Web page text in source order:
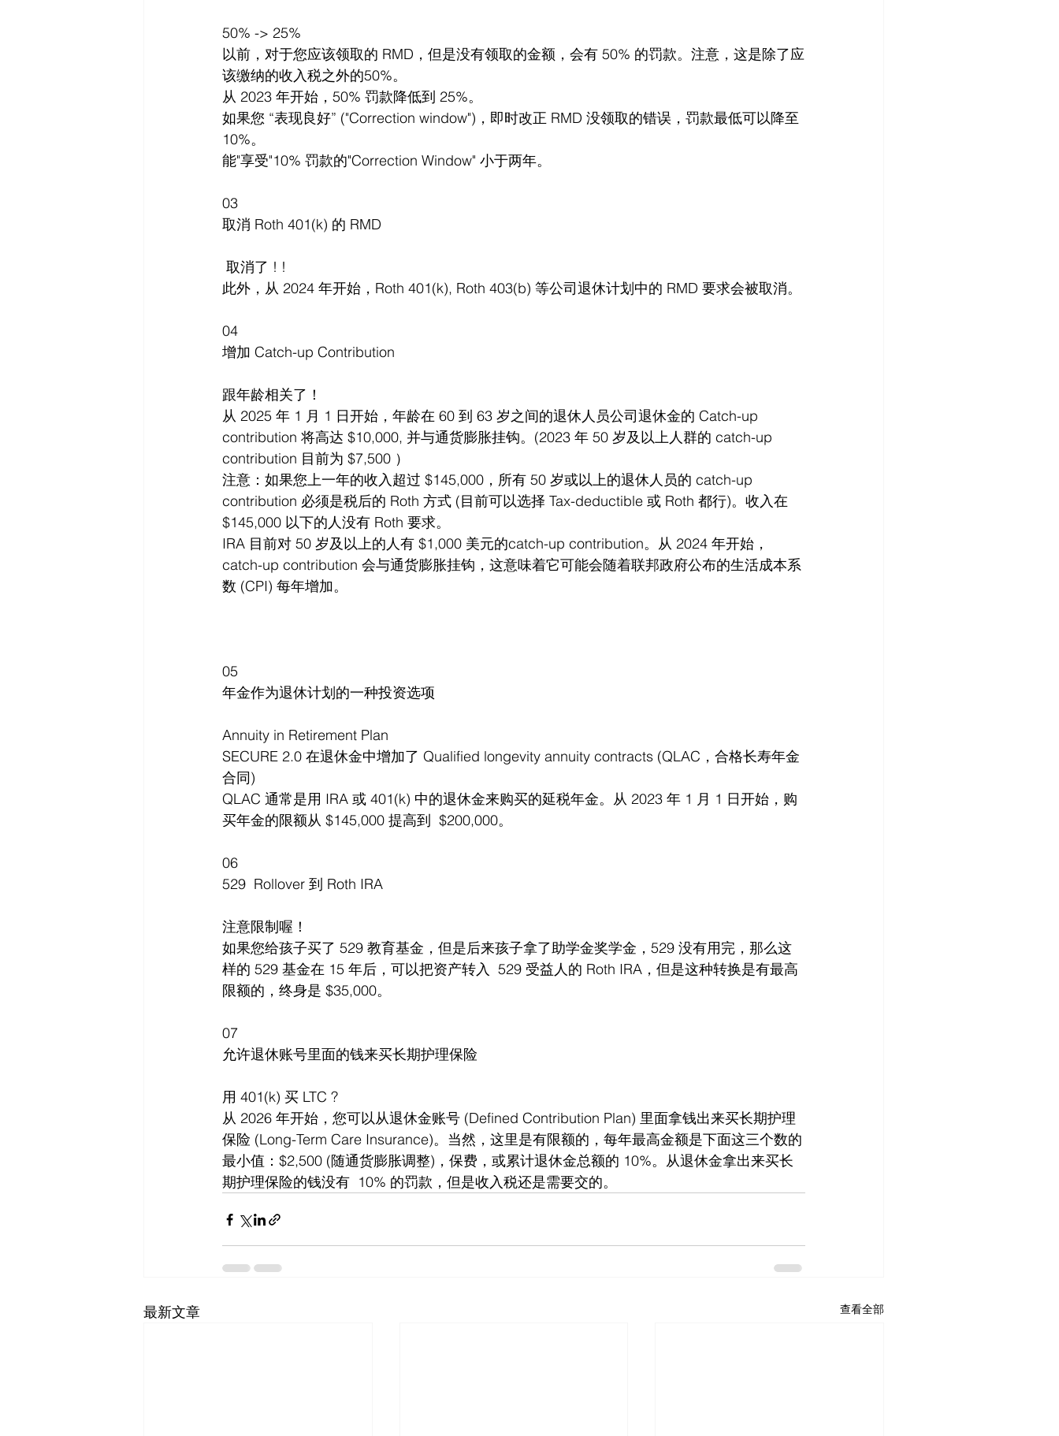
50% -> 25%
以前，对于您应该领取的 RMD，但是没有领取的金额，会有 50% 的罚款。注意，这是除了应
该缴纳的收入税之外的50%。
从 2023 年开始，50% 罚款降低到 25%。
如果您 “表现良好” ("Correction window")，即时改正 RMD 没领取的错误，罚款最低可以降至
10%。
能"享受"10% 罚款的"Correction Window" 小于两年。
03
取消 Roth 401(k) 的 RMD
取消了 ! !
此外，从 2024 年开始，Roth 401(k), Roth 403(b) 等公司退休计划中的 RMD 要求会被取消。
04
增加 Catch-up Contribution
跟年龄相关了！
从 2025 年 1 月 1 日开始，年龄在 60 到 63 岁之间的退休人员公司退休金的 Catch-up
contribution 将高达 $10,000, 并与通货膨胀挂钩。(2023 年 50 岁及以上人群的 catch-up
contribution 目前为 $7,500 ）
注意：如果您上一年的收入超过 $145,000，所有 50 岁或以上的退休人员的 catch-up
contribution 必须是税后的 Roth 方式 (目前可以选择 Tax-deductible 或 Roth 都行)。收入在
$145,000 以下的人没有 Roth 要求。
IRA 目前对 50 岁及以上的人有 $1,000 美元的catch-up contribution。从 2024 年开始，
catch-up contribution 会与通货膨胀挂钩，这意味着它可能会随着联邦政府公布的生活成本系
数 (CPI) 每年增加。
05
年金作为退休计划的一种投资选项
Annuity in Retirement Plan
SECURE 2.0 在退休金中增加了 Qualified longevity annuity contracts (QLAC，合格长寿年金
合同)
QLAC 通常是用 IRA 或 401(k) 中的退休金来购买的延税年金。从 2023 年 1 月 1 日开始，购
买年金的限额从 $145,000 提高到  $200,000。
06
529  Rollover 到 Roth IRA
注意限制喔！
如果您给孩子买了 529 教育基金，但是后来孩子拿了助学金奖学金，529 没有用完，那么这
样的 529 基金在 15 年后，可以把资产转入  529 受益人的 Roth IRA，但是这种转换是有最高
限额的，终身是 $35,000。
07
允许退休账号里面的钱来买长期护理保险
用 401(k) 买 LTC ?
从 2026 年开始，您可以从退休金账号 (Defined Contribution Plan) 里面拿钱出来买长期护理
保险 (Long-Term Care Insurance)。当然，这里是有限额的，每年最高金额是下面这三个数的
最小值：$2,500 (随通货膨胀调整)，保费，或累计退休金总额的 10%。从退休金拿出来买长
期护理保险的钱没有  10% 的罚款，但是收入税还是需要交的。
最新文章 查看全部